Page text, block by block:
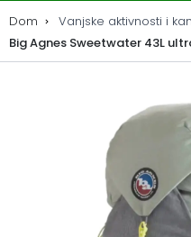
Dom Vanjske aktivnosti i
Big Agnes Sweetwater 43L